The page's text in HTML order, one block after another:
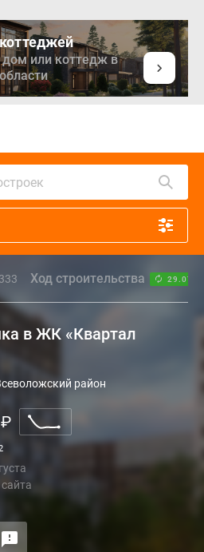
или коттедж в
333 Ход строительства
в ЖК «Квартал
район
₽